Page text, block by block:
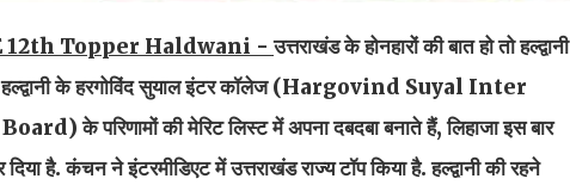
12th Topper Haldwani -उत्तराखंड के होनहारों की बात हो तो हल्द्वानी
है, हल्द्वानी के हरगोविंद सुयाल इंटर कॉलेज (Hargovind Suyal Inter
के परिणामों की मेरिट लिस्ट में अपना दबदबा बनाते हैं, लिहाजा इस बार
है. कंचन ने इंटरमीडिएट में उत्तराखंड राज्य टॉप किया है. हल्द्वानी की रहने